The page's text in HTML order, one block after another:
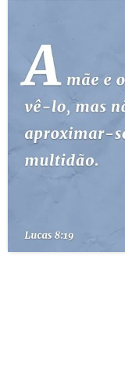
10 MANDAMENTOS
ESTUDOS BÍBLICOS
ESBOÇOS DE
TEMAS
TERMO BÍBLICO